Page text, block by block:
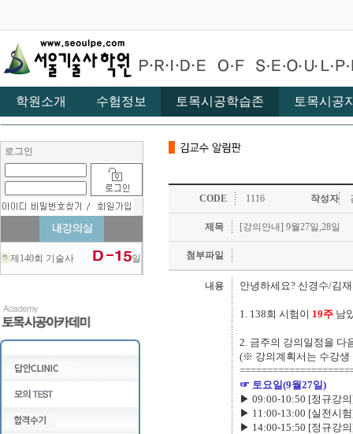
학원소개 수험정보 토목시공학습존 토목시공
로그인
제140회 기술사 일
CODE 1116 작성자
제목 [강의안내] 9월27일,28일
첨부파일
내용 안녕하세요? 신경수/김
1. 138회 시험이 19주 남
2. 금주의 강의일정을 다
(※ 강의계획서는 수강생
☞ 토요일(9월27일)
▶ 09:00-10:50 [정규강
▶ 11:00-13:00 [실전시
▶ 14:00-15:50 [정규강